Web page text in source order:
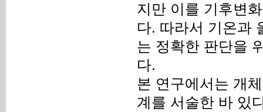
지만 이를 기후변
다. 따라서 기온과
는 정확한 판단을
다.
본 연구에서는 개
계를 서술한 바 있